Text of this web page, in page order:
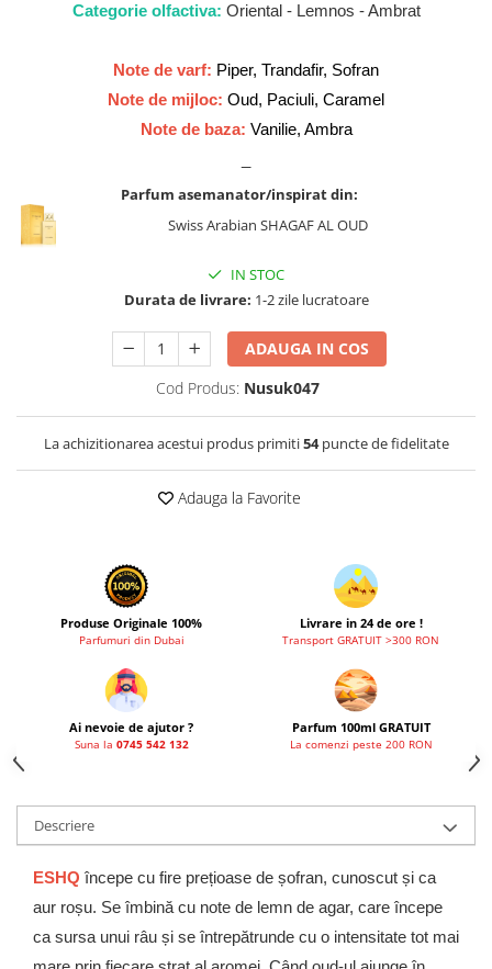
Parfumuri de IARNA
Cadouri pentru EL
Al Fakhr Perfumes
Al Wataniah
Asten
Athoor Al Alam
French Avenue
Grandeur Elite
Lattafa Pride
Maison Alhambra
Riiffs
Categorie olfactiva: Oriental - Lemnos - Ambrat
Note de varf: Piper, Trandafir, Sofran
Note de mijloc: Oud, Paciuli, Caramel
Note de baza: Vanilie, Ambra
Parfum asemanator/inspirat din:
Swiss Arabian SHAGAF AL OUD
IN STOC
Durata de livrare: 1-2 zile lucratoare
ADAUGA IN COS
Cod Produs: Nusuk047
La achizitionarea acestui produs primiti54puncte de fidelitate
Adauga la Favorite
Produse Originale 100%
Parfumuri din Dubai
Livrare in 24 de ore !
Transport GRATUIT >300 RON
Ai nevoie de ajutor ?
Suna la 0745 542 132
Parfum 100ml GRATUIT
La comenzi peste 200 RON
Descriere
ESHQ începe cu fire prețioase de șofran, cunoscut și ca
aur roșu. Se îmbină cu note de lemn de agar, care începe
ca sursa unui râu și se întrepătrunde cu o intensitate tot mai